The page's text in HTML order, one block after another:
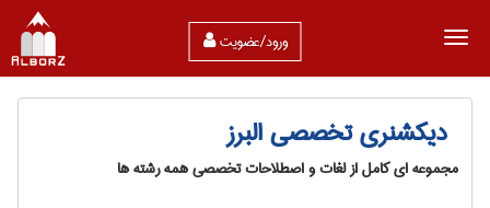
ورود/عضویت
دیکشنری تخصصی البرز
مجموعه ای کامل از لغات و اصطلاحات تخصصی همه رشته ها